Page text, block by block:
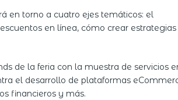
en torno a cuatro ejes temáticos: el
en línea, cómo crear estrategias
de la feria con la muestra de servicios
el desarrollo de plataformas
financieros y más.